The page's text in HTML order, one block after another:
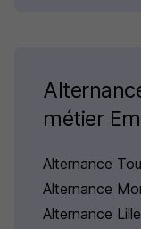
métier
Alternance
Alternance
Alternance